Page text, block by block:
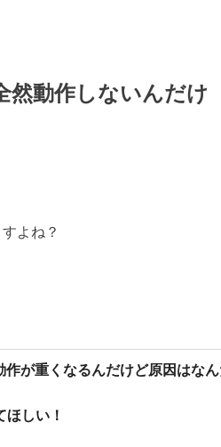
然動作しないんだけ
よね？
作が重くなるんだけど原因はな
ほしい！